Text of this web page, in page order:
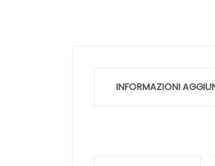
INFORMAZIONI